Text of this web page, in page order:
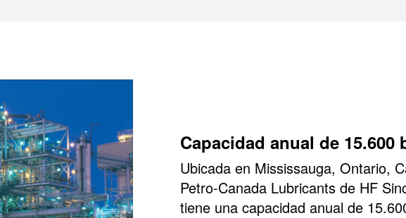
Capacidad anual de 15.600
Ubicada en Mississauga, Ontario,
Petro-Canada Lubricants de HF
tiene una capacidad anual de